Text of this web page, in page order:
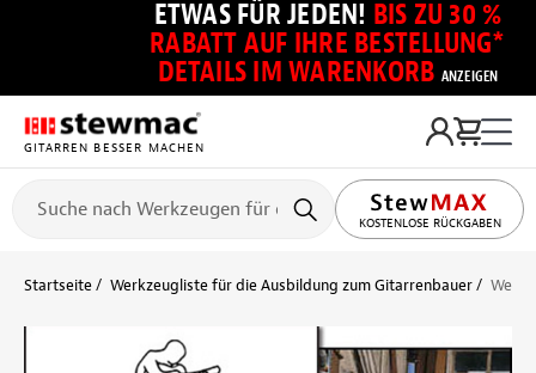
ETWAS FÜR JEDEN! BIS ZU 30 %
RABATT AUF IHRE BESTELLUNG*
DETAILS IM WARENKORB ANZEIGEN
GITARREN BESSER MACHEN
KOSTENLOSE RÜCKGABEN
Startseite Werkzeugliste für die Ausbildung zum Gitarrenbauer